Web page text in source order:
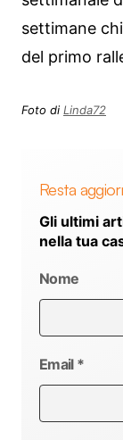
settimane
del primo
Foto di Linda72
Resta
Gli ultimi
nella tua
Nome
Email *